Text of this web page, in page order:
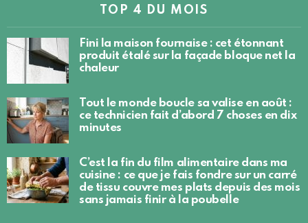
TOP 4 DU MOIS
Fini la maison fournaise : cet étonnant
produit étalé sur la façade bloque net la
chaleur
Tout le monde boucle sa valise en août :
ce technicien fait d’abord 7 choses en dix
minutes
C’est la fin du film alimentaire dans ma
cuisine : ce que je fais fondre sur un carré
de tissu couvre mes plats depuis des mois
sans jamais finir à la poubelle